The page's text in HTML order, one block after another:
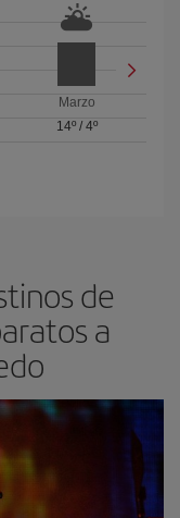
Marzo
14º/ 4º
de
a